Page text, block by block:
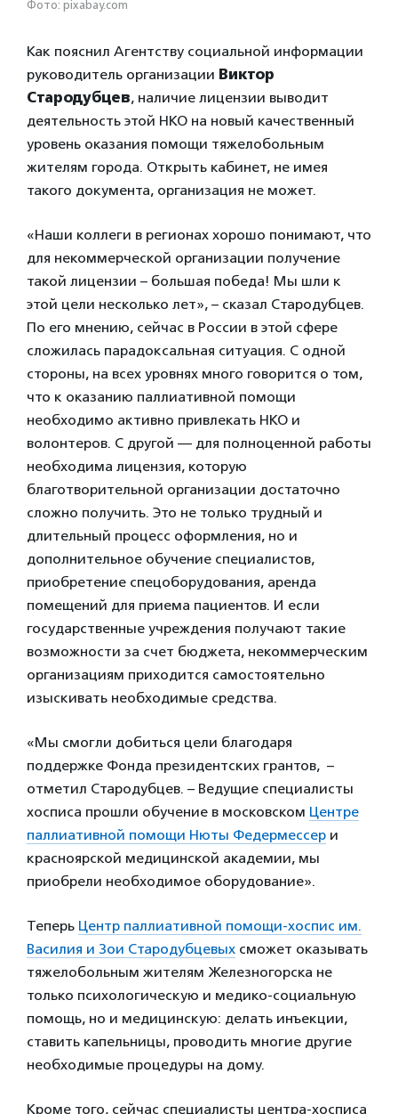
Фото: pixabay.com
Как пояснил Агентству социальной информации
руководитель организации Виктор
Стародубцев, наличие лицензии выводит
деятельность этой НКО на новый качественный
уровень оказания помощи тяжелобольным
жителям города. Открыть кабинет, не имея
такого документа, организация не может.
«Наши коллеги в регионах хорошо понимают, что
для некоммерческой организации получение
такой лицензии – большая победа! Мы шли к
этой цели несколько лет», – сказал Стародубцев.
По его мнению, сейчас в России в этой сфере
сложилась парадоксальная ситуация. С одной
стороны, на всех уровнях много говорится о том,
что к оказанию паллиативной помощи
необходимо активно привлекать НКО и
волонтеров. С другой — для полноценной работы
необходима лицензия, которую
благотворительной организации достаточно
сложно получить. Это не только трудный и
длительный процесс оформления, но и
дополнительное обучение специалистов,
приобретение спецоборудования, аренда
помещений для приема пациентов. И если
государственные учреждения получают такие
возможности за счет бюджета, некоммерческим
организациям приходится самостоятельно
изыскивать необходимые средства.
«Мы смогли добиться цели благодаря
поддержке Фонда президентских грантов, –
отметил Стародубцев. – Ведущие специалисты
хосписа прошли обучение в московском Центре
паллиативной помощи Нюты Федермессер и
красноярской медицинской академии, мы
приобрели необходимое оборудование».
Теперь Центр паллиативной помощи-хоспис им.
Василия и Зои Стародубцевых сможет оказывать
тяжелобольным жителям Железногорска не
только психологическую и медико-социальную
помощь, но и медицинскую: делать инъекции,
ставить капельницы, проводить многие другие
необходимые процедуры на дому.
Кроме того, сейчас специалисты центра-хосписа